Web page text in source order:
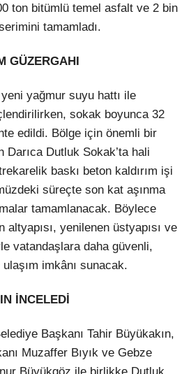
ton bitümlü temel asfalt ve 2 bin
tamamladı.
GÜZERGAHI
yağmur suyu hattı ile
sokak boyunca 32
edildi. Bölge için önemli bir
Darıca Dutluk Sokak’ta hali
baskı beton kaldırım işi
süreçte son kat aşınma
tamamlanacak. Böylece
yenilenen üstyapısı ve
vatandaşlara daha güvenli,
imkânı sunacak.
İNCELEDİ
Başkanı Tahir Büyükakın,
Muzaffer Bıyık ve Gebze